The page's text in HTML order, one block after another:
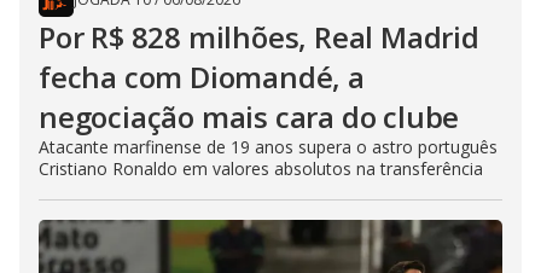
Por R$ 828 milhões, Real Madrid
fecha com Diomandé, a
negociação mais cara do clube
Atacante marfinense de 19 anos supera o astro português
Cristiano Ronaldo em valores absolutos na transferência